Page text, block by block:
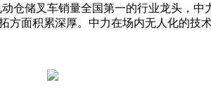
仓储叉车销量全国第一的行业龙头，
面积累深厚。中力在场内无人化的技